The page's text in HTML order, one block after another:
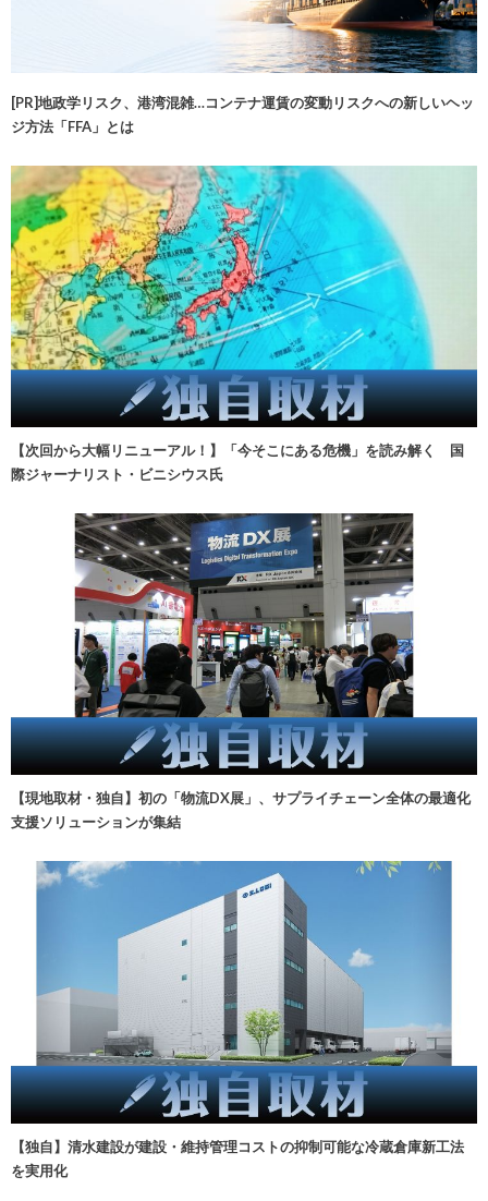
[PR]地政学リスク、港湾混雑…コンテナ運賃の変動リスクへの新しいヘッ
ジ方法「FFA」とは
【次回から大幅リニューアル！】「今そこにある危機」を読み解く 国
際ジャーナリスト・ビニシウス氏
【現地取材・独自】初の「物流DX展」、サプライチェーン全体の最適化
支援ソリューションが集結
【独自】清水建設が建設・維持管理コストの抑制可能な冷蔵倉庫新工法
を実用化